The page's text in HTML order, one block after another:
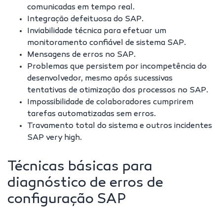
comunicadas em tempo real.
Integração defeituosa do SAP.
Inviabilidade técnica para efetuar um
monitoramento confiável de sistema SAP.
Mensagens de erros no SAP.
Problemas que persistem por incompetência do
desenvolvedor, mesmo após sucessivas
tentativas de otimização dos processos no SAP.
Impossibilidade de colaboradores cumprirem
tarefas automatizadas sem erros.
Travamento total do sistema e outros incidentes
SAP very high.
Técnicas básicas para
diagnóstico de erros de
configuração SAP